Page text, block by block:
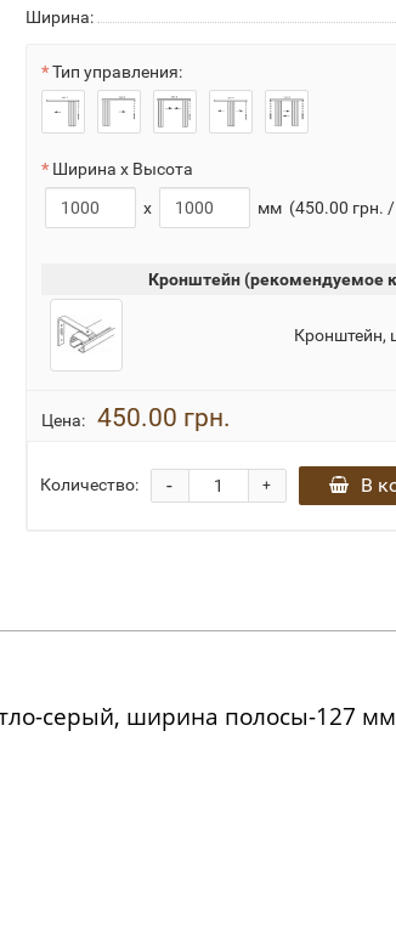
Ширина:
Тип управления:
Ширина x Высота
x
мм (450.00 грн.
Кронштейн (рекомендуемое
Кронштейн,
Цена: 450.00 грн.
Количество: +
- В
серый, ширина полосы-127 мм